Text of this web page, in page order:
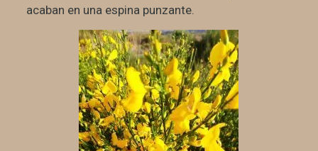
acaban en una espina punzante.